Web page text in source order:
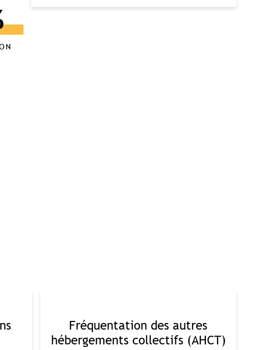
Fréquentation des autres
hébergements collectifs (AHCT)